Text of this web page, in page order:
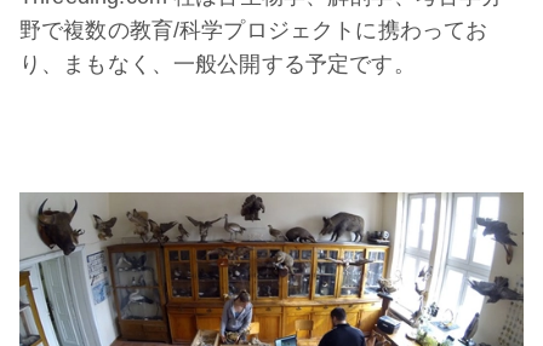
野で複数の教育/科学プロジェクトに携わってお
り、まもなく、一般公開する予定です。